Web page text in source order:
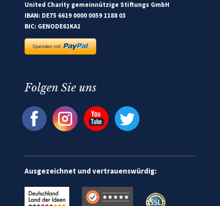
United Charity gemeinnützige Stiftungs GmbH
IBAN: DE75 6619 0000 0059 1188 03
BIC: GENODE61KA1
Folgen Sie uns
Ausgezeichnet und vertrauenswürdig: